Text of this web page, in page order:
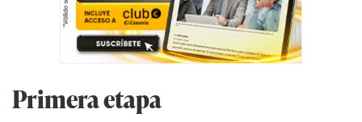
Primera etapa